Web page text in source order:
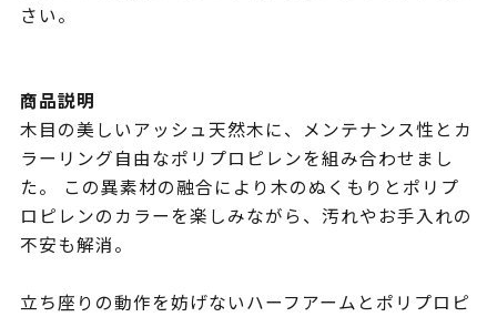
さい。
商品説明
木目の美しいアッシュ天然木に、メンテナンス性とカ
ラーリング自由なポリプロピレンを組み合わせまし
た。 この異素材の融合により木のぬくもりとポリプ
ロピレンのカラーを楽しみながら、汚れやお手入れの
不安も解消。
立ち座りの動作を妨げないハーフアームとポリプロピ